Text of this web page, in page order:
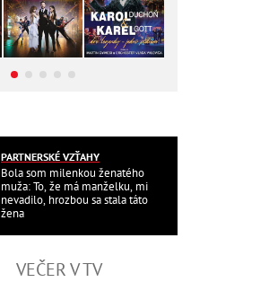
PARTNERSKÉ VZŤAHY
Bola som milenkou ženatého
muža: To, že má manželku, mi
nevadilo, hrozbou sa stala táto
žena
VEČER V TV